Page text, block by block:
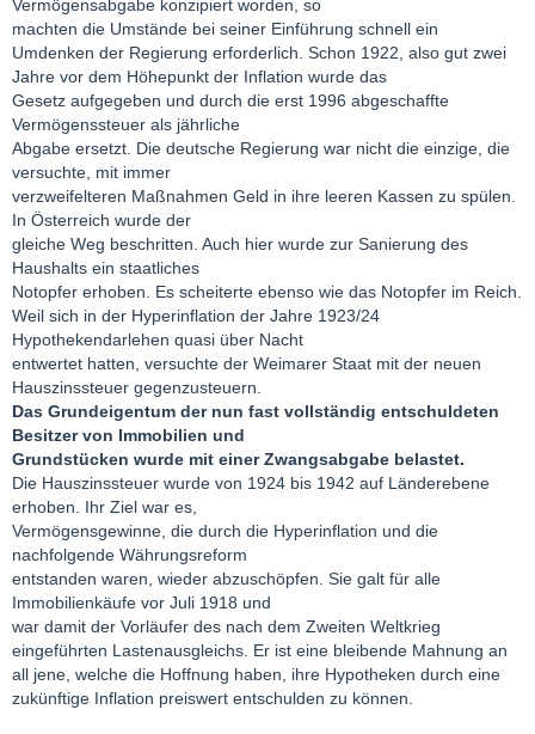
Vermögensabgabe konzipiert worden, so
machten die Umstände bei seiner Einführung schnell ein
Umdenken der Regierung erforderlich. Schon 1922, also gut zwei
Jahre vor dem Höhepunkt der Inflation wurde das
Gesetz aufgegeben und durch die erst 1996 abgeschaffte
Vermögenssteuer als jährliche
Abgabe ersetzt. Die deutsche Regierung war nicht die einzige, die
versuchte, mit immer
verzweifelteren Maßnahmen Geld in ihre leeren Kassen zu spülen.
In Österreich wurde der
gleiche Weg beschritten. Auch hier wurde zur Sanierung des
Haushalts ein staatliches
Notopfer erhoben. Es scheiterte ebenso wie das Notopfer im Reich.
Weil sich in der Hyperinflation der Jahre 1923/24
Hypothekendarlehen quasi über Nacht
entwertet hatten, versuchte der Weimarer Staat mit der neuen
Hauszinssteuer gegenzusteuern.
Das Grundeigentum der nun fast vollständig entschuldeten
Besitzer von Immobilien und
Grundstücken wurde mit einer Zwangsabgabe belastet.
Die Hauszinssteuer wurde von 1924 bis 1942 auf Länderebene
erhoben. Ihr Ziel war es,
Vermögensgewinne, die durch die Hyperinflation und die
nachfolgende Währungsreform
entstanden waren, wieder abzuschöpfen. Sie galt für alle
Immobilienkäufe vor Juli 1918 und
war damit der Vorläufer des nach dem Zweiten Weltkrieg
eingeführten Lastenausgleichs. Er ist eine bleibende Mahnung an
all jene, welche die Hoffnung haben, ihre Hypotheken durch eine
zukünftige Inflation preiswert entschulden zu können.